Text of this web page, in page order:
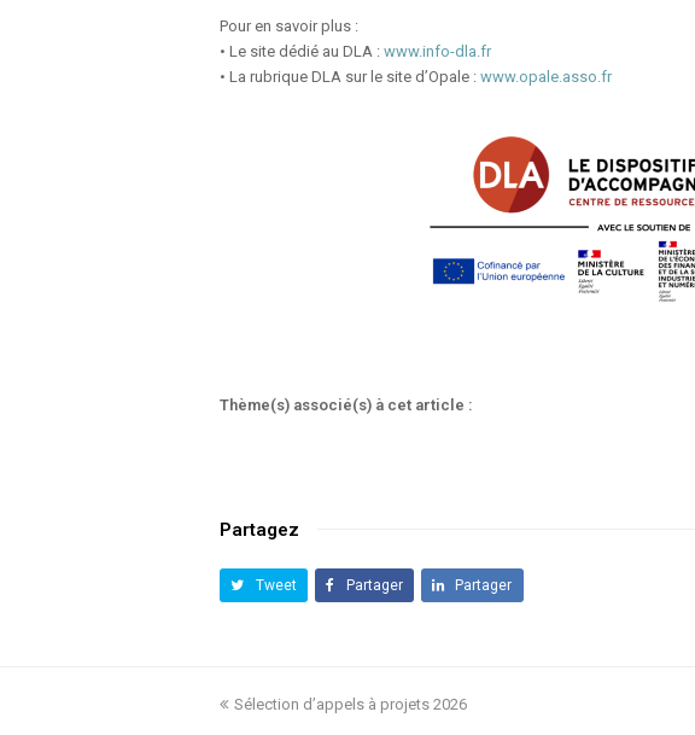
Pour en savoir plus :
• Le site dédié au DLA : www.info-dla.fr
• La rubrique DLA sur le site d’Opale : www.opale.asso.fr
Thème(s) associé(s) à cet article :
Partagez
Tweet Partager Partager
previous
Sélection d’appels à projets 2026